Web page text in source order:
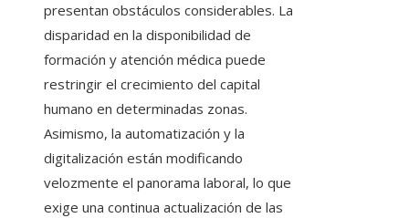
presentan obstáculos considerables. La
disparidad en la disponibilidad de
formación y atención médica puede
restringir el crecimiento del capital
humano en determinadas zonas.
Asimismo, la automatización y la
digitalización están modificando
velozmente el panorama laboral, lo que
exige una continua actualización de las